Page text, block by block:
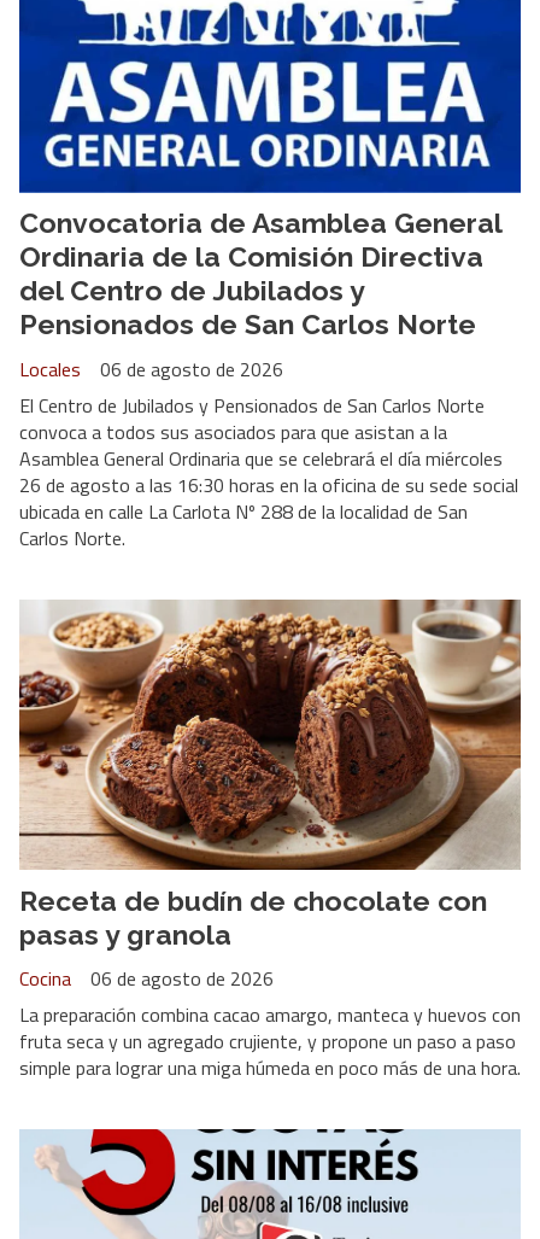
Convocatoria de Asamblea General
Ordinaria de la Comisión Directiva
del Centro de Jubilados y
Pensionados de San Carlos Norte
Locales
06 de agosto de 2026
El Centro de Jubilados y Pensionados de San Carlos Norte
convoca a todos sus asociados para que asistan a la
Asamblea General Ordinaria que se celebrará el día miércoles
26 de agosto a las 16:30 horas en la oficina de su sede social
ubicada en calle La Carlota Nº 288 de la localidad de San
Carlos Norte.
Receta de budín de chocolate con
pasas y granola
Cocina
06 de agosto de 2026
La preparación combina cacao amargo, manteca y huevos con
fruta seca y un agregado crujiente, y propone un paso a paso
simple para lograr una miga húmeda en poco más de una hora.